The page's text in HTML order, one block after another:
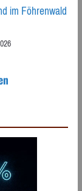
im Föhrenwald